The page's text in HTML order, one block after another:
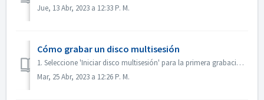
Jue, 13 Abr, 2023 a 12:33 P. M.
Cómo grabar un disco multisesión
1. Seleccione 'Iniciar disco multisesión' para la primera grabación. 2. Vuelva a insertar el disco grabado. Seleccione 'Continuar disco multi...
Mar, 25 Abr, 2023 a 12:26 P. M.